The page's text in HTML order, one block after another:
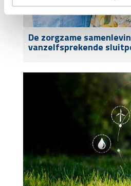
De zorgzame
vanzelfsprekende